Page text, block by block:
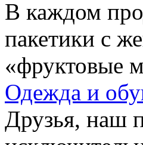
В каждом
пакетики с
«фруктовые
Одежда и
Друзья, наш